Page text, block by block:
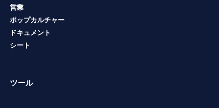
営業
ポップカルチャー
ドキュメント
シート
ツール